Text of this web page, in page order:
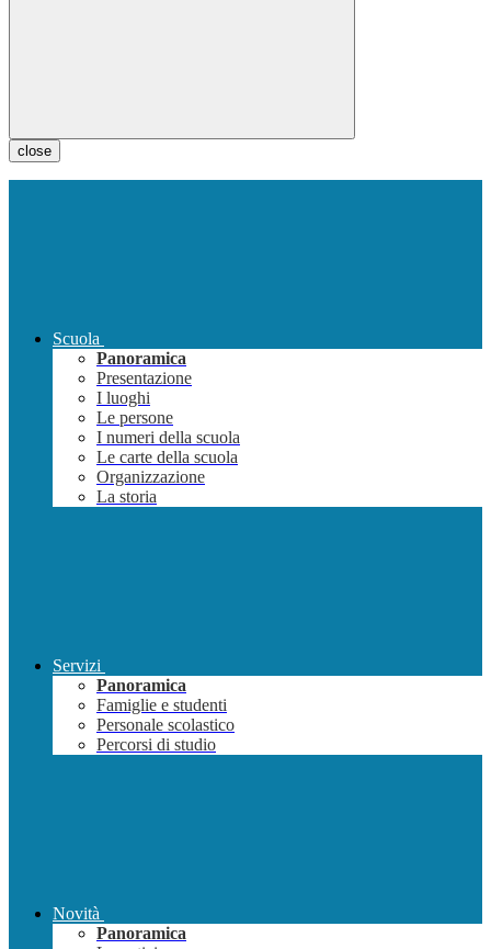
close
Scuola
Panoramica
Presentazione
I luoghi
Le persone
I numeri della scuola
Le carte della scuola
Organizzazione
La storia
Servizi
Panoramica
Famiglie e studenti
Personale scolastico
Percorsi di studio
Novità
Panoramica